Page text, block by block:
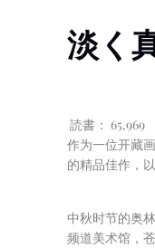
淡く
読書： 65,969
作为一位开藏
的精品佳作，
中秋时节的奥
频道美术馆，